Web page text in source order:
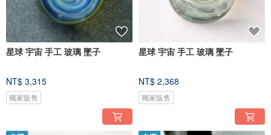
星球 宇宙 手工 玻璃 墜子
NT$ 3,315
獨家販售
星球 宇宙 手工 玻璃 墜子
NT$ 2,368
獨家販售